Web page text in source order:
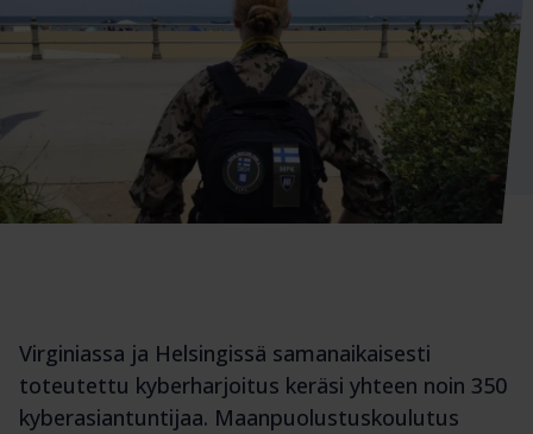
Virginiassa ja Helsingissä samanaikaisesti
toteutettu kyberharjoitus keräsi yhteen noin 350
kyberasiantuntijaa. Maanpuolustuskoulutus